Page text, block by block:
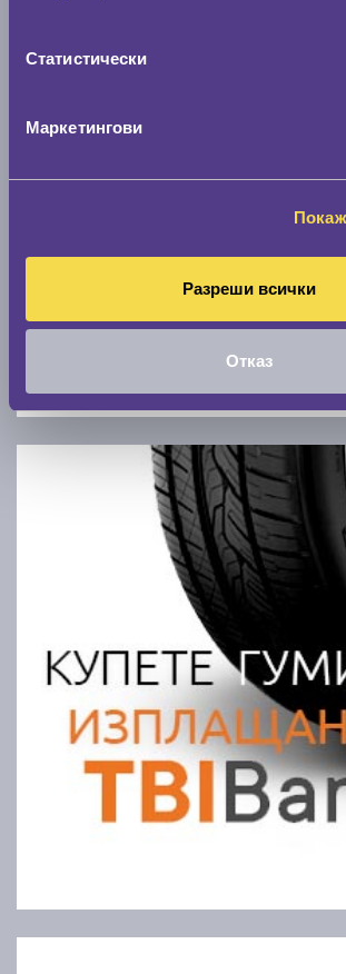
Статистически
Маркетингови
Разреши всички
Отказ
По